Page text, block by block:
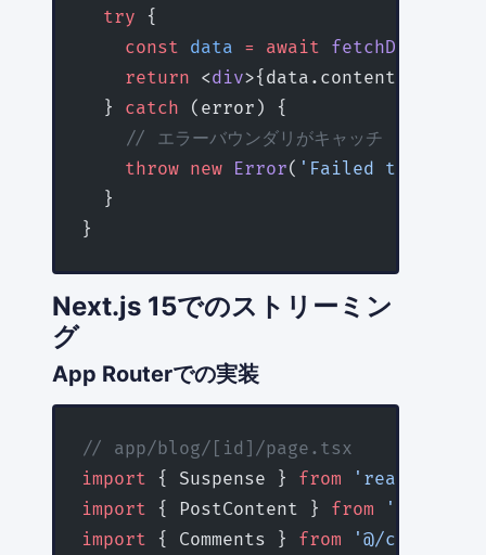
  try
{
    const
data = await fetchData
    return
<div>{data.content}
  }
catch (error) {
    // エラーバウンダリがキャッチ
    throw
new Error( 'Failed to fetch
  }
}
Next.js 15でのストリーミン
グ
App Routerでの実装
// app/blog/[id]/page.tsx
import { Suspense } from 'react'
import { PostContent } from '@/
import { Comments } from '@/